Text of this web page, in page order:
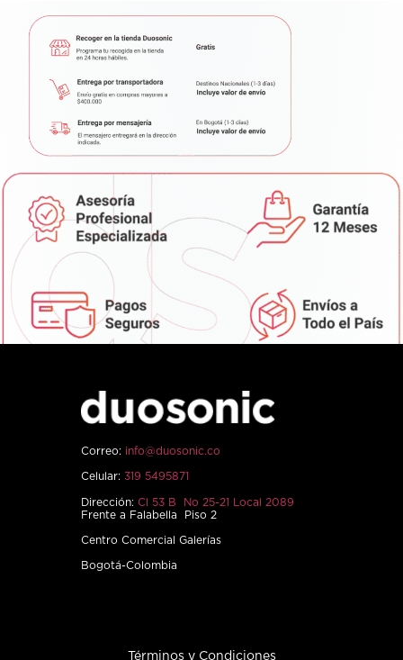
Correo: info@duosonic.co
Celular: 319 5495871
Dirección: Cl 53 B No 25-21 Local 2089
Frente a Falabella Piso 2
Centro Comercial Galerías
Bogotá-Colombia
Términos y Condiciones